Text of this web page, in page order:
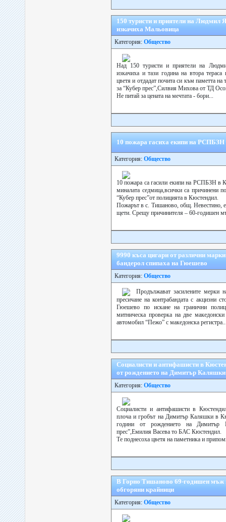
150 туристи и приятели на Людмил
изкачиха Мальовица
Категория: Общество
Над 150 туристи и приятели на
изкачиха и тази година на втора
цветя и отдадат почита си към паметта
за “Кубер прес”,Силвия Михова от ТД
Не питай за цената на мечтата - бори...
10 пожара гасиха екипи на РСПБЗН
Категория: Общество
10 пожара са гасили екипи на РСПБЗН в
миналата седмица,всички са причинени
“Кубер прес”от полицията в Кюстендил.
Пожарът в с. Тишаново, общ. Невестино, е
щети. Срещу причинителя – 60-годишен
9990 къса цигари от различни
бандерол спипаха на Гюешево
Категория: Общество
Продължават засилените мерки
пресичане на контрабандата с акцизни
Гюешево по искане на гранични
митническа проверка на две
автомобил “Пежо” с македонска
Социалисти и антифашисти в
от рождението на Димитър Каляшки
Категория: Общество
Социалисти и антифашисти в
плоча и гробът на Димитър Каляшки в
години от рождението на Димитър
прес”,Емилия Васева то БАС Кюстендил.
Те поднесоха цветя на паметника и
В Горно Тишаново 69-годишен мъж
обгоряни крайници
Категория: Общество